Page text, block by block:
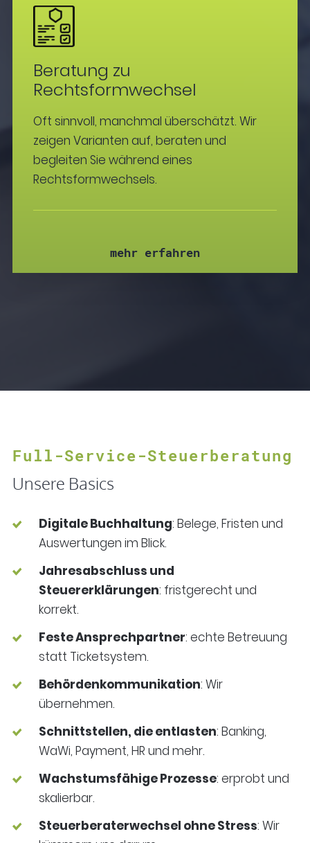
Beratung zu
Rechtsformwechsel
Oft sinnvoll, manchmal überschätzt. Wir
zeigen Varianten auf, beraten und
begleiten Sie während eines
Rechtsformwechsels.
mehr erfahren
Full-Service-Steuerberatung
Unsere Basics
Digitale Buchhaltung: Belege, Fristen und
Auswertungen im Blick.
Jahresabschluss und
Steuererklärungen: fristgerecht und
korrekt.
Feste Ansprechpartner: echte Betreuung
statt Ticketsystem.
Behördenkommunikation: Wir
übernehmen.
Schnittstellen, die entlasten: Banking,
WaWi, Payment, HR und mehr.
Wachstumsfähige Prozesse: erprobt und
skalierbar.
Steuerberaterwechsel ohne Stress: Wir